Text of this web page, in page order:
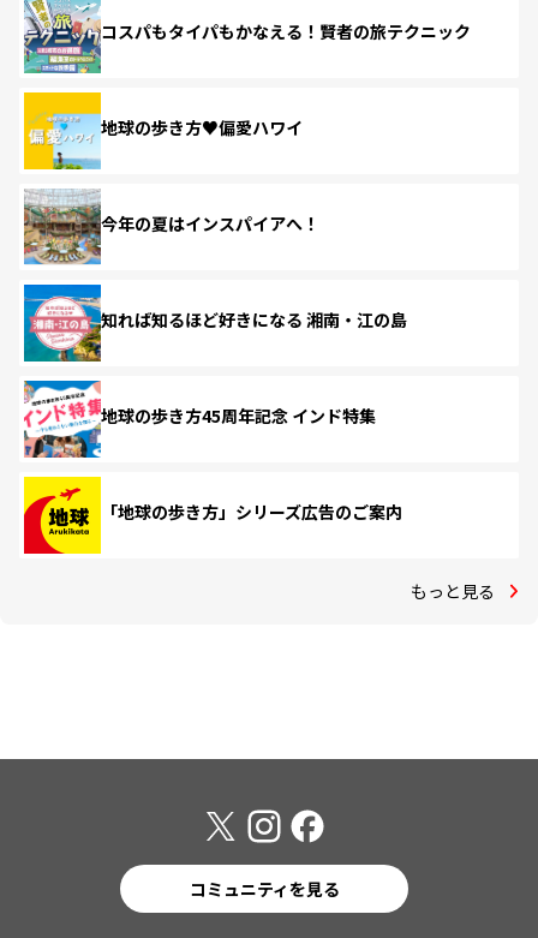
コスパもタイパもかなえる！賢者の旅テクニック
地球の歩き方♥偏愛ハワイ
今年の夏はインスパイアへ！
知れば知るほど好きになる 湘南・江の島
地球の歩き方45周年記念 インド特集
「地球の歩き方」シリーズ広告のご案内
もっと見る
コミュニティを見る